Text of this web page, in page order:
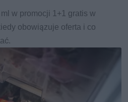
w promocji 1+1 gratis w
obowiązuje oferta i co